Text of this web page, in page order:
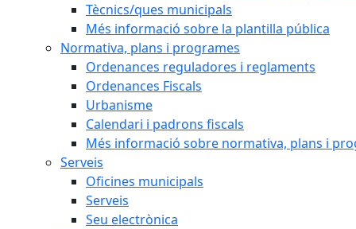
Tècnics/ques municipals
Més informació sobre la plantilla pública
Normativa, plans i programes
Ordenances reguladores i reglaments
Ordenances Fiscals
Urbanisme
Calendari i padrons fiscals
Més informació sobre normativa, plans i
Serveis
Oficines municipals
Serveis
Seu electrònica